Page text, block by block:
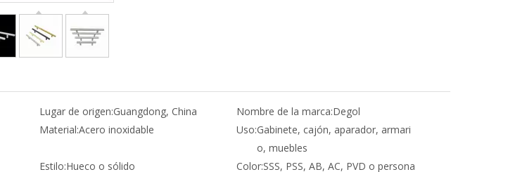
Lugar de origen:Guangdong, China Nombre de la marca:Degol
Material:Acero inoxidable Uso:Gabinete, cajón, aparador, armari
o, muebles
Estilo:Hueco o sólido Color:SSS, PSS, AB, AC, PVD o persona